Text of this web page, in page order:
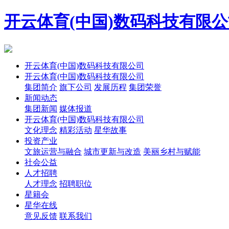
开云体育(中国)数码科技有限
开云体育(中国)数码科技有限公司
开云体育(中国)数码科技有限公司
集团简介 旗下公司 发展历程 集团荣誉
新闻动态
集团新闻 媒体报道
开云体育(中国)数码科技有限公司
文化理念 精彩活动 星华故事
投资产业
文旅运营与融合 城市更新与改造 美丽乡村与赋能
社会公益
人才招聘
人才理念 招聘职位
星籍会
星华在线
意见反馈 联系我们